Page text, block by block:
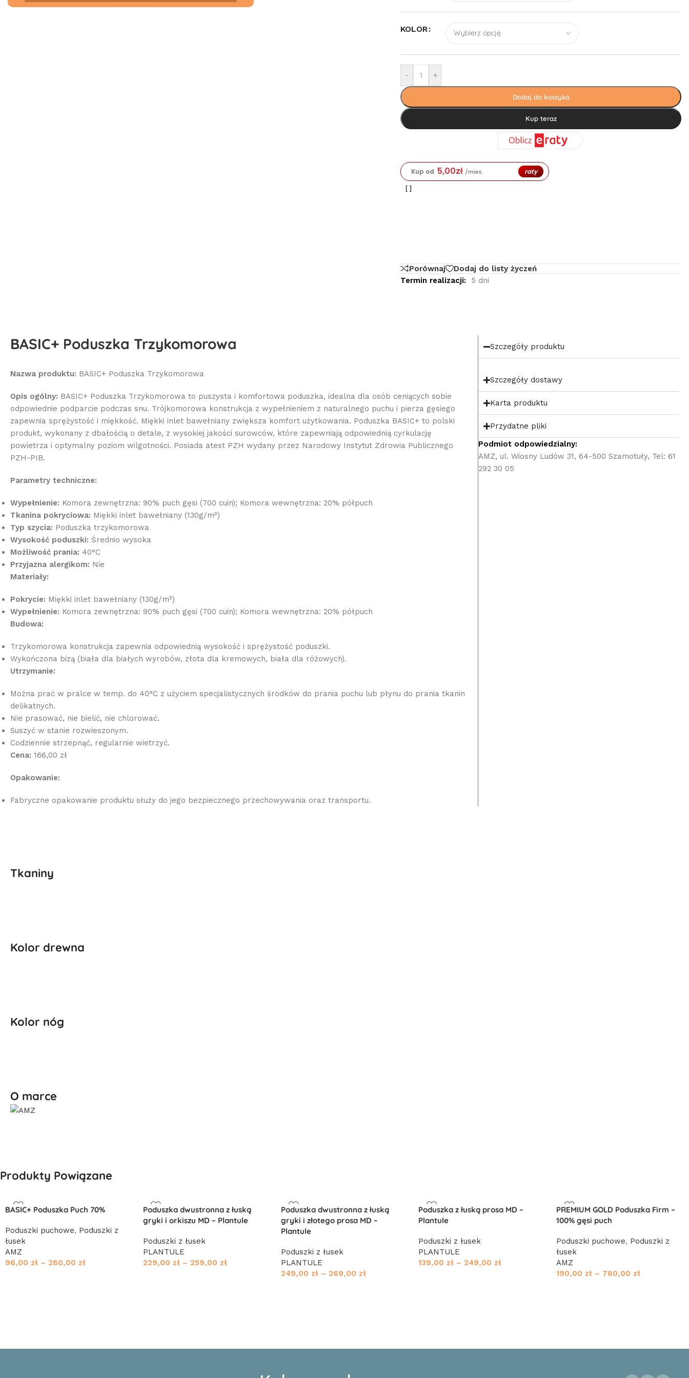
KOLOR
- +
Dodaj do koszyka
Kup teraz
Kup od 5,00zł /mies. raty
Porównaj
Dodaj do listy życzeń
Termin realizacji:
5 dni
BASIC+ Poduszka Trzykomorowa
Nazwa produktu: BASIC+ Poduszka Trzykomorowa
Opis ogólny: BASIC+ Poduszka Trzykomorowa to puszysta i komfortowa poduszka, idealna dla osób ceniących sobie
odpowiednie podparcie podczas snu. Trójkomorowa konstrukcja z wypełnieniem z naturalnego puchu i pierza gęsiego
zapewnia sprężystość i miękkość. Miękki inlet bawełniany zwiększa komfort użytkowania. Poduszka BASIC+ to polski
produkt, wykonany z dbałością o detale, z wysokiej jakości surowców, które zapewniają odpowiednią cyrkulację
powietrza i optymalny poziom wilgotności. Posiada atest PZH wydany przez Narodowy Instytut Zdrowia Publicznego
PZH-PIB.
Parametry techniczne:
Wypełnienie: Komora zewnętrzna: 90% puch gęsi (700 cuin); Komora wewnętrzna: 20% półpuch
Tkanina pokryciowa: Miękki inlet bawełniany (130g/m²)
Typ szycia: Poduszka trzykomorowa
Wysokość poduszki: Średnio wysoka
Możliwość prania: 40°C
Przyjazna alergikom: Nie
Materiały:
Pokrycie: Miękki inlet bawełniany (130g/m²)
Wypełnienie: Komora zewnętrzna: 90% puch gęsi (700 cuin); Komora wewnętrzna: 20% półpuch
Budowa:
Trzykomorowa konstrukcja zapewnia odpowiednią wysokość i sprężystość poduszki.
Wykończona bizą (biała dla białych wyrobów, złota dla kremowych, biała dla różowych).
Utrzymanie:
Można prać w pralce w temp. do 40°C z użyciem specjalistycznych środków do prania puchu lub płynu do prania tkanin
delikatnych.
Nie prasować, nie bielić, nie chlorować.
Suszyć w stanie rozwieszonym.
Codziennie strzepnąć, regularnie wietrzyć.
Cena: 166,00 zł
Opakowanie:
Fabryczne opakowanie produktu służy do jego bezpiecznego przechowywania oraz transportu.
Szczegóły produktu
Szczegóły dostawy
Karta produktu
Przydatne pliki
Podmiot odpowiedzialny:
AMZ, ul. Wiosny Ludów 31, 64-500 Szamotuły, Tel: 61
292 30 05
Tkaniny
Kolor drewna
Kolor nóg
O marce
Produkty Powiązane
BASIC+ Poduszka Puch 70%
Poduszki puchowe, Poduszki z
łusek
AMZ
96,00 zł – 280,00 zł
Poduszka dwustronna z łuską
gryki i orkiszu MD – Plantule
Poduszki z łusek
PLANTULE
229,00 zł – 259,00 zł
Poduszka dwustronna z łuską
gryki i złotego prosa MD –
Plantule
Poduszki z łusek
PLANTULE
249,00 zł – 269,00 zł
Poduszka z łuską prosa MD –
Plantule
Poduszki z łusek
PLANTULE
139,00 zł – 249,00 zł
PREMIUM GOLD Poduszka Firm –
100% gęsi puch
Poduszki puchowe, Poduszki z
łusek
AMZ
190,00 zł – 780,00 zł